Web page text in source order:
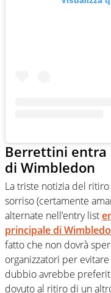
Berrettini entra
di Wimbledon
La triste notizia del
sorriso (certamente
alternate nell’entry list
principale di
fatto che non dovrà
organizzatori per
dubbio avrebbe
dovuto al ritiro di un